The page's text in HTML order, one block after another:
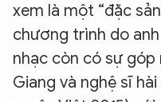
xem là một “đặc
chương trình do
nhạc còn có sự
Giang và nghệ sĩ